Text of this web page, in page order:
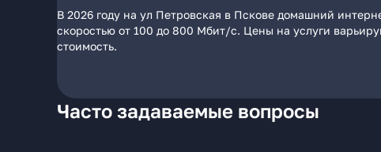
В 2026 году на ул Петровская в Пскове домашний
скоростью от 100 до 800 Мбит/с. Цены на услуги
стоимость.
Часто задаваемые вопросы